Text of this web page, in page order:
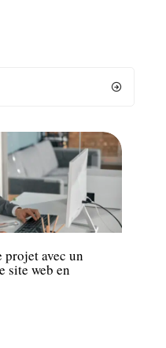
projet avec un
site web en